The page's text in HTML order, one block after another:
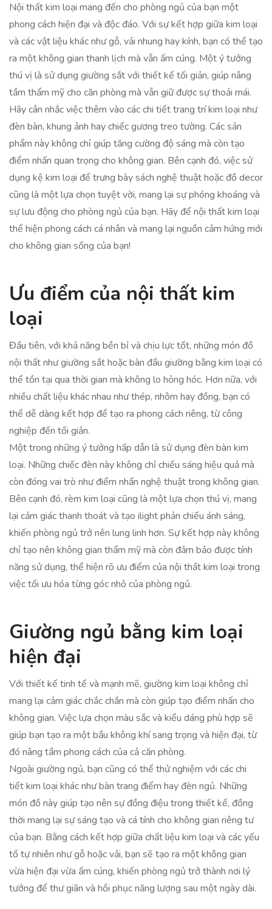
Nội thất kim loại mang đến cho phòng ngủ của bạn một
phong cách hiện đại và độc đáo. Với sự kết hợp giữa kim loại
và các vật liệu khác như gỗ, vải nhung hay kính, bạn có thể tạo
ra một không gian thanh lịch mà vẫn ấm cúng. Một ý tưởng
thú vị là sử dụng giường sắt với thiết kế tối giản, giúp nâng
tầm thẩm mỹ cho căn phòng mà vẫn giữ được sự thoải mái.
Hãy cân nhắc việc thêm vào các chi tiết trang trí kim loại như
đèn bàn, khung ảnh hay chiếc gương treo tường. Các sản
phẩm này không chỉ giúp tăng cường độ sáng mà còn tạo
điểm nhấn quan trọng cho không gian. Bên cạnh đó, việc sử
dụng kệ kim loại để trưng bày sách nghệ thuật hoặc đồ decor
cũng là một lựa chọn tuyệt vời, mang lại sự phóng khoáng và
sự lưu động cho phòng ngủ của bạn. Hãy để nội thất kim loại
thể hiện phong cách cá nhân và mang lại nguồn cảm hứng mới
cho không gian sống của bạn!
Ưu điểm của nội thất kim
loại
Đầu tiên, với khả năng bền bỉ và chịu lực tốt, những món đồ
nội thất như giường sắt hoặc bàn đầu giường bằng kim loại có
thể tồn tại qua thời gian mà không lo hỏng hóc. Hơn nữa, với
nhiều chất liệu khác nhau như thép, nhôm hay đồng, bạn có
thể dễ dàng kết hợp để tạo ra phong cách riêng, từ công
nghiệp đến tối giản.
Một trong những ý tưởng hấp dẫn là sử dụng đèn bàn kim
loại. Những chiếc đèn này không chỉ chiếu sáng hiệu quả mà
còn đóng vai trò như điểm nhấn nghệ thuật trong không gian.
Bên cạnh đó, rèm kim loại cũng là một lựa chọn thú vị, mang
lại cảm giác thanh thoát và tạo ilight phản chiếu ánh sáng,
khiến phòng ngủ trở nên lung linh hơn. Sự kết hợp này không
chỉ tạo nên không gian thẩm mỹ mà còn đảm bảo được tính
năng sử dụng, thể hiện rõ ưu điểm của nội thất kim loại trong
việc tối ưu hóa từng góc nhỏ của phòng ngủ.
Giường ngủ bằng kim loại
hiện đại
Với thiết kế tinh tế và mạnh mẽ, giường kim loại không chỉ
mang lại cảm giác chắc chắn mà còn giúp tạo điểm nhấn cho
không gian. Việc lựa chọn màu sắc và kiểu dáng phù hợp sẽ
giúp bạn tạo ra một bầu không khí sang trọng và hiện đại, từ
đó nâng tầm phong cách của cả căn phòng.
Ngoài giường ngủ, bạn cũng có thể thử nghiệm với các chi
tiết kim loại khác như bàn trang điểm hay đèn ngủ. Những
món đồ này giúp tạo nên sự đồng điệu trong thiết kế, đồng
thời mang lại sự sáng tạo và cá tính cho không gian riêng tư
của bạn. Bằng cách kết hợp giữa chất liệu kim loại và các yếu
tố tự nhiên như gỗ hoặc vải, bạn sẽ tạo ra một không gian
vừa hiện đại vừa ấm cúng, khiến phòng ngủ trở thành nơi lý
tưởng để thư giãn và hồi phục năng lượng sau một ngày dài.